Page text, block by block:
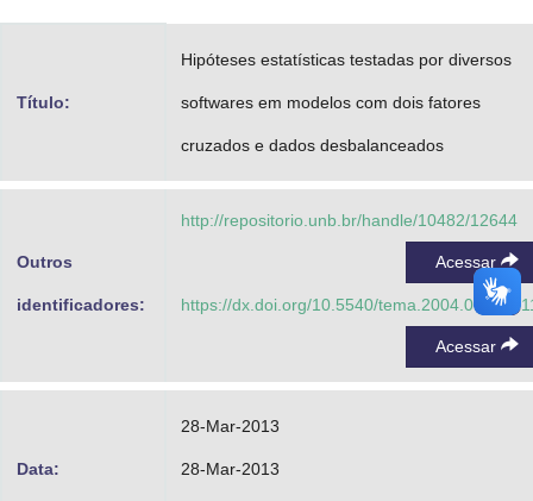
Título:
Hipóteses estatísticas testadas por diversos
softwares em modelos com dois fatores
cruzados e dados desbalanceados
Outros
identificadores:
http://repositorio.unb.br/handle/10482/12644
Acessar
https://dx.doi.org/10.5540/
Acessar
Data:
28-Mar-2013
28-Mar-2013